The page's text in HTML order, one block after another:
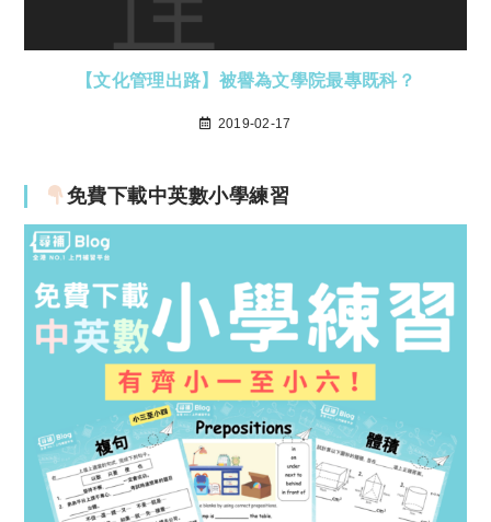
【文化管理出路】被譽為文學院最專既科？
2019-02-17
免費下載中英數小學練習